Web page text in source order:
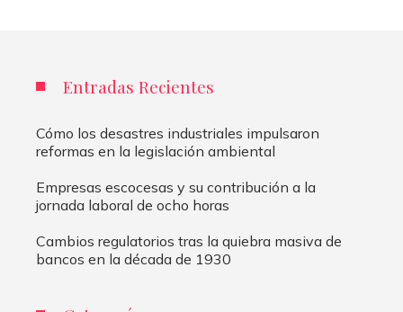
Entradas Recientes
Cómo los desastres industriales impulsaron
reformas en la legislación ambiental
Empresas escocesas y su contribución a la
jornada laboral de ocho horas
Cambios regulatorios tras la quiebra masiva de
bancos en la década de 1930